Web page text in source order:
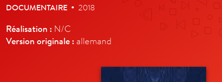
DOCUMENTAIRE • 2018
Réalisation : N/C
Version originale : allemand